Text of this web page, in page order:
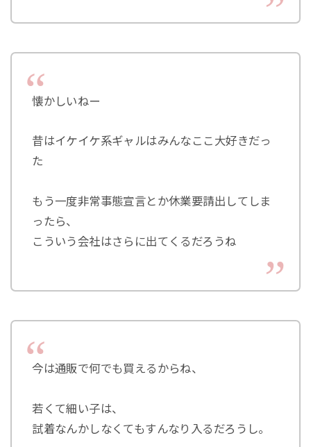
懐かしいねー
昔はイケイケ系ギャルはみんなここ大好きだっ
た
もう一度非常事態宣言とか休業要請出してしま
ったら、
こういう会社はさらに出てくるだろうね
今は通販で何でも買えるからね、
若くて細い子は、
試着なんかしなくてもすんなり入るだろうし。